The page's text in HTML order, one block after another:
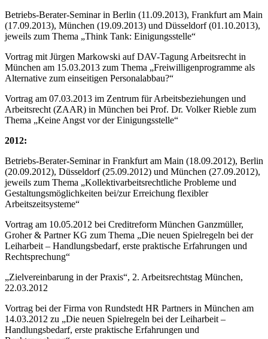
Betriebs-Berater-Seminar in Berlin (11.09.2013), Frankfurt am Main
(17.09.2013), München (19.09.2013) und Düsseldorf (01.10.2013),
jeweils zum Thema „Think Tank: Einigungsstelle“
Vortrag mit Jürgen Markowski auf DAV-Tagung Arbeitsrecht in
München am 15.03.2013 zum Thema „Freiwilligenprogramme als
Alternative zum einseitigen Personalabbau?“
Vortrag am 07.03.2013 im Zentrum für Arbeitsbeziehungen und
Arbeitsrecht (ZAAR) in München bei Prof. Dr. Volker Rieble zum
Thema „Keine Angst vor der Einigungsstelle“
2012:
Betriebs-Berater-Seminar in Frankfurt am Main (18.09.2012), Berlin
(20.09.2012), Düsseldorf (25.09.2012) und München (27.09.2012),
jeweils zum Thema „Kollektivarbeitsrechtliche Probleme und
Gestaltungsmöglichkeiten bei/zur Erreichung flexibler
Arbeitszeitsysteme“
Vortrag am 10.05.2012 bei Creditreform München Ganzmüller,
Groher & Partner KG zum Thema „Die neuen Spielregeln bei der
Leiharbeit – Handlungsbedarf, erste praktische Erfahrungen und
Rechtsprechung“
„Zielvereinbarung in der Praxis“, 2. Arbeitsrechtstag München,
22.03.2012
Vortrag bei der Firma von Rundstedt HR Partners in München am
14.03.2012 zu „Die neuen Spielregeln bei der Leiharbeit –
Handlungsbedarf, erste praktische Erfahrungen und